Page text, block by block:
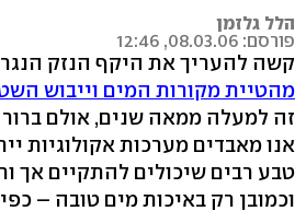
הלל גלזמן
פורסם: 08.03.06, 12:46
קשה להעריך את היקף הנזק
מהטיית מקורות המים וייבוש
זה למעלה ממאה שנים, אולם ברור
אנו מאבדים מערכות אקולוגיות
טבע רבים שיכולים להתקיים אך
וכמובן רק באיכות מים טובה –